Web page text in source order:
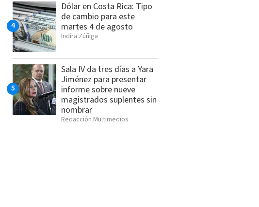
Dólar en Costa Rica: Tipo
de cambio para este
martes 4 de agosto
Indira Zúñiga
Sala IV da tres días a Yara
Jiménez para presentar
informe sobre nueve
magistrados suplentes sin
nombrar
Redacción Multimedios